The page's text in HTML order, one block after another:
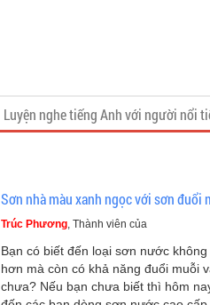
Luyện nghe tiếng Anh với người nổi
Sơn nhà màu xanh ngọc với sơn đuổi
Trúc Phương, Thành viên của
Bạn có biết đến loại sơn nước
hơn mà còn có khả năng đuổi muỗi
chưa? Nếu bạn chưa biết thì hôm